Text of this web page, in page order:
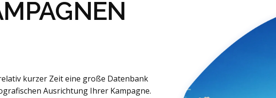
kurzer Zeit eine große Datenbank
Ausrichtung Ihrer Kampagne.